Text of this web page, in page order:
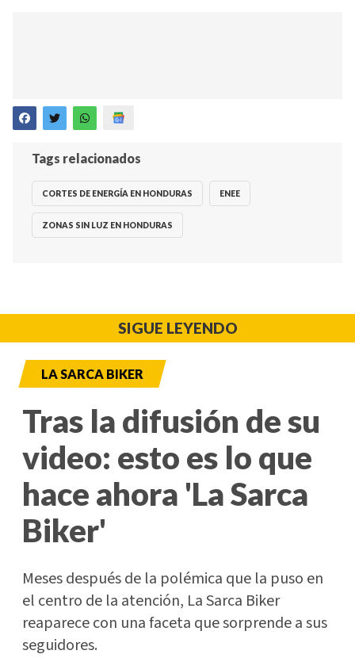
Tags relacionados
CORTES DE ENERGÍA EN HONDURAS ENEE
ZONAS SIN LUZ EN HONDURAS
SIGUE LEYENDO
LA SARCA BIKER
Tras la difusión de su
video: esto es lo que
hace ahora 'La Sarca
Biker'
Meses después de la polémica que la puso en
el centro de la atención, La Sarca Biker
reaparece con una faceta que sorprende a sus
seguidores.